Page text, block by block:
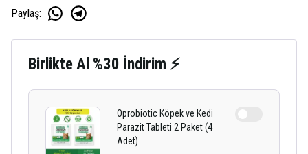
Paylaş:
Birlikte Al %30 İndirim ⚡
Oprobiotic Köpek ve Kedi
Parazit Tableti 2 Paket (4
Adet)